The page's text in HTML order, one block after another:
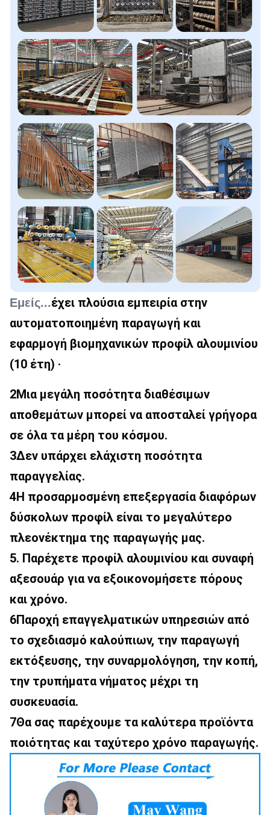
Υπηρεσία
επεξεργασίας
Δυνατότητα εκτύπωσης
Εμείς...έχει πλούσια εμπειρία στην
αυτοματοποιημένη παραγωγή και
εφαρμογή βιομηχανικών προφίλ αλουμινίου
(10 έτη) ·
2Μια μεγάλη ποσότητα διαθέσιμων
αποθεμάτων μπορεί να αποσταλεί γρήγορα
σε όλα τα μέρη του κόσμου.
3Δεν υπάρχει ελάχιστη ποσότητα
παραγγελίας.
4Η προσαρμοσμένη επεξεργασία διαφόρων
δύσκολων προφίλ είναι το μεγαλύτερο
πλεονέκτημα της παραγωγής μας.
5. Παρέχετε προφίλ αλουμινίου και συναφή
αξεσουάρ για να εξοικονομήσετε πόρους
και χρόνο.
6Παροχή επαγγελματικών υπηρεσιών από
το σχεδιασμό καλούπιων, την παραγωγή
εκτόξευσης, την συναρμολόγηση, την κοπή,
την τρυπήματα νήματος μέχρι τη
συσκευασία.
7Θα σας παρέχουμε τα καλύτερα προϊόντα
ποιότητας και ταχύτερο χρόνο παραγωγής.